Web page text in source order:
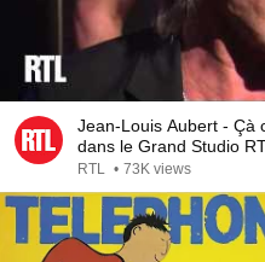
Jean-Louis Aubert - Çà
dans le Grand Studio
RTL • 73K views